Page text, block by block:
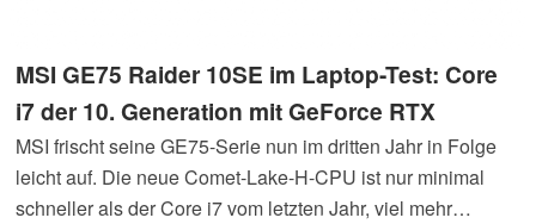
MSI GE75 Raider 10SE im Laptop-Test: Core
i7 der 10. Generation mit GeForce RTX
MSI frischt seine GE75-Serie nun im dritten Jahr in Folge
leicht auf. Die neue Comet-Lake-H-CPU ist nur minimal
schneller als der Core i7 vom letzten Jahr, viel mehr